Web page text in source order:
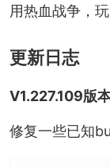
用热血战争，
更新日志
V1.227.109版
修复一些已知